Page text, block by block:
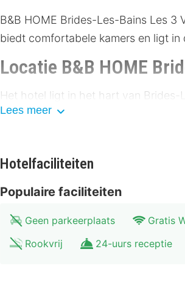
B&B HOME Brides-Les-Bains Les
biedt comfortabele kamers en ligt
Locatie B&B HOME
Het hotel ligt in het hart van Brides-
lokale attracties zoals het Thermale
busstation.
Faciliteiten B&B HOME
De kamers van B&B HOME
dag vol avontuur. Elke kamer
Lees meer
Hotelfaciliteiten
Populaire faciliteiten
Geen parkeerplaats Gratis
Rookvrij
24-uurs receptie